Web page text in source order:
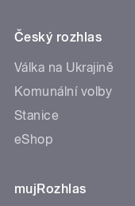
Český rozhlas
Válka na Ukrajině
Komunální volby
Stanice
eShop
mujRozhlas